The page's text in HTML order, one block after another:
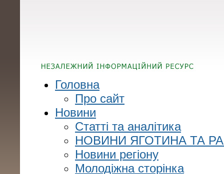
Головна
Про сайт
Новини
Статті та аналітика
НОВИНИ ЯГОТИНА ТА
Новини регіону
Молодіжна сторінка